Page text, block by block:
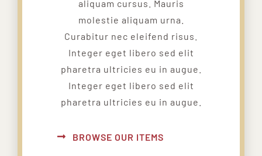
aliquam cursus. Mauris
molestie aliquam urna.
Curabitur nec eleifend risus.
Integer eget libero sed elit
pharetra ultricies eu in augue.
Integer eget libero sed elit
pharetra ultricies eu in augue.
BROWSE OUR ITEMS